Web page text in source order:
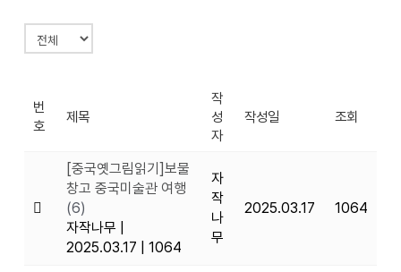
번
호
제목
작
성
자
작성일 조회
[중국옛그림읽기]보물
창고 중국미술관 여행
(6)
자작나무
2025.03.17
1064
자
작
나
무
2025.03.17 1064